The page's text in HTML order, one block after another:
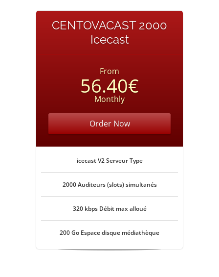
CENTOVACAST 2000
Icecast
From
56.40€
Monthly
Order Now
icecast V2 Serveur Type
2000 Auditeurs (slots) simultanés
320 kbps Débit max alloué
200 Go Espace disque médiathèque